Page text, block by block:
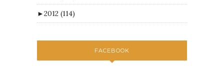
►2012 (114)
FACEBOOK